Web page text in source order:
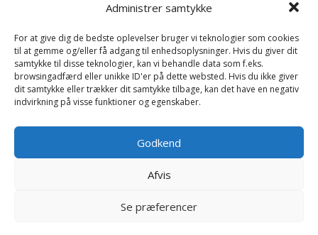
Administrer samtykke
For at give dig de bedste oplevelser bruger vi teknologier som cookies
til at gemme og/eller få adgang til enhedsoplysninger. Hvis du giver dit
samtykke til disse teknologier, kan vi behandle data som f.eks.
browsingadfærd eller unikke ID'er på dette websted. Hvis du ikke giver
dit samtykke eller trækker dit samtykke tilbage, kan det have en negativ
indvirkning på visse funktioner og egenskaber.
Godkend
Afvis
Se præferencer
Diinglisar Sutteklud, Kat –
Teddykompaniet
209kr.
Læs mere her
lyserød (økologisk), 28cm –
Steiff
389kr.
Læs mere her